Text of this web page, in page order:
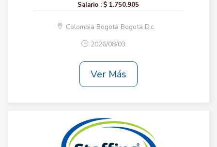
Salario : $ 1.750.905
Colombia Bogota Bogota D.c.
2026/08/03
Ver Más